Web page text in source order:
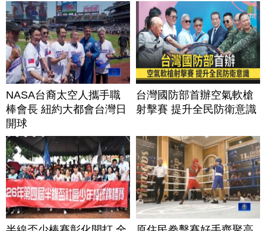
NASA台裔太空人攜手職
棒會長 紐約大都會台灣日
開球
台灣國防部首辦空氣軟槍
射擊賽 提升全民防衛意識